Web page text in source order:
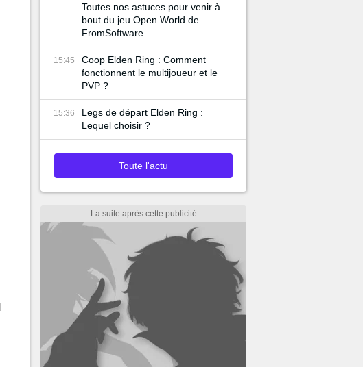
Toutes nos astuces pour venir à
bout du jeu Open World de
FromSoftware
15:45
Coop Elden Ring : Comment
fonctionnent le multijoueur et le
PVP ?
15:36
Legs de départ Elden Ring :
Lequel choisir ?
Toute l'actu